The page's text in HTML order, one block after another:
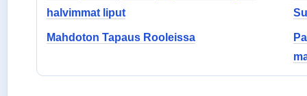
halvimmat liput
Mahdoton Tapaus Rooleissa